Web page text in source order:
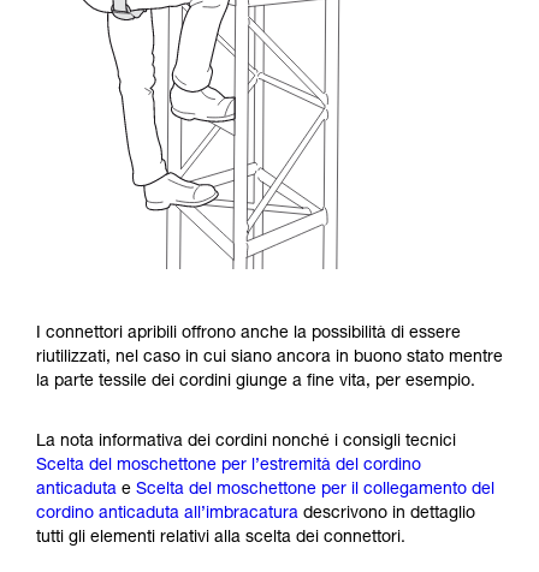
I connettori apribili offrono anche la possibilità di essere
riutilizzati, nel caso in cui siano ancora in buono stato mentre
la parte tessile dei cordini giunge a fine vita, per esempio.
La nota informativa dei cordini nonché i consigli tecnici
Scelta del moschettone per l’estremità del cordino
anticaduta e Scelta del moschettone per il collegamento del
cordino anticaduta all’imbracatura descrivono in dettaglio
tutti gli elementi relativi alla scelta dei connettori.